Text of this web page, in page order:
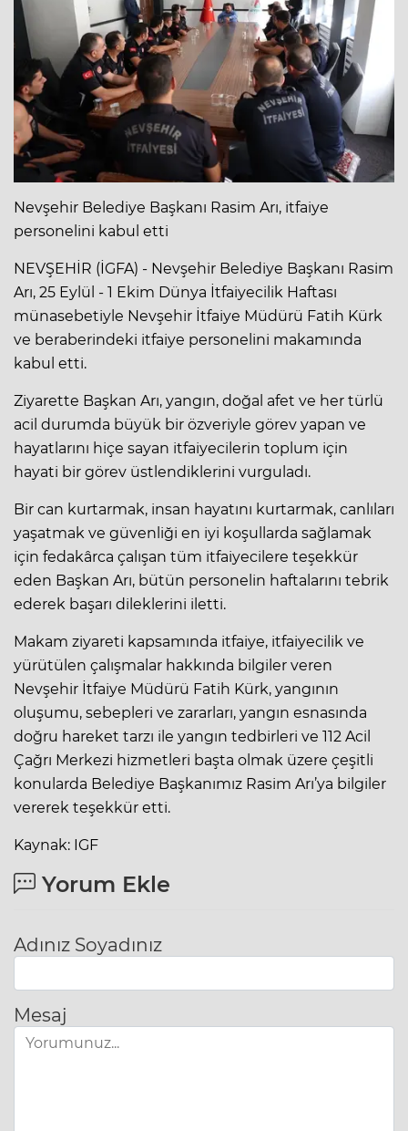
Nevşehir Belediye Başkanı Rasim Arı, itfaiye
personelini kabul etti
NEVŞEHİR (İGFA) - Nevşehir Belediye Başkanı Rasim
Arı, 25 Eylül - 1 Ekim Dünya İtfaiyecilik Haftası
münasebetiyle Nevşehir İtfaiye Müdürü Fatih Kürk
ve beraberindeki itfaiye personelini makamında
kabul etti.
Ziyarette Başkan Arı, yangın, doğal afet ve her türlü
acil durumda büyük bir özveriyle görev yapan ve
hayatlarını hiçe sayan itfaiyecilerin toplum için
hayati bir görev üstlendiklerini vurguladı.
Bir can kurtarmak, insan hayatını kurtarmak, canlıları
yaşatmak ve güvenliği en iyi koşullarda sağlamak
için fedakârca çalışan tüm itfaiyecilere teşekkür
eden Başkan Arı, bütün personelin haftalarını tebrik
ederek başarı dileklerini iletti.
Makam ziyareti kapsamında itfaiye, itfaiyecilik ve
yürütülen çalışmalar hakkında bilgiler veren
Nevşehir İtfaiye Müdürü Fatih Kürk, yangının
oluşumu, sebepleri ve zararları, yangın esnasında
doğru hareket tarzı ile yangın tedbirleri ve 112 Acil
Çağrı Merkezi hizmetleri başta olmak üzere çeşitli
konularda Belediye Başkanımız Rasim Arı’ya bilgiler
vererek teşekkür etti.
Kaynak: IGF
Yorum Ekle
Adınız Soyadınız
Mesaj